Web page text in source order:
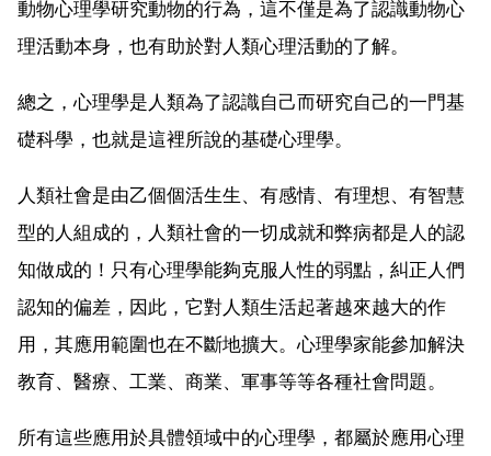
動物心理學研究動物的行為，這不僅是為了認識動物心
理活動本身，也有助於對人類心理活動的了解。
總之，心理學是人類為了認識自己而研究自己的一門基
礎科學，也就是這裡所說的基礎心理學。
人類社會是由乙個個活生生、有感情、有理想、有智慧
型的人組成的，人類社會的一切成就和弊病都是人的認
知做成的！只有心理學能夠克服人性的弱點，糾正人們
認知的偏差，因此，它對人類生活起著越來越大的作
用，其應用範圍也在不斷地擴大。心理學家能參加解決
教育、醫療、工業、商業、軍事等等各種社會問題。
所有這些應用於具體領域中的心理學，都屬於應用心理